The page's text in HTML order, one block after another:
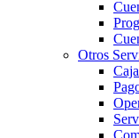
Otros